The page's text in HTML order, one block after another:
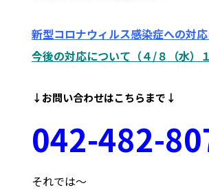
新型コロナウィルス感染症への対
今後の対応について（４/８（水）
↓お問い合わせはこちらまで↓
042-482-
それでは～府中市 調布市 三鷹市 世田谷